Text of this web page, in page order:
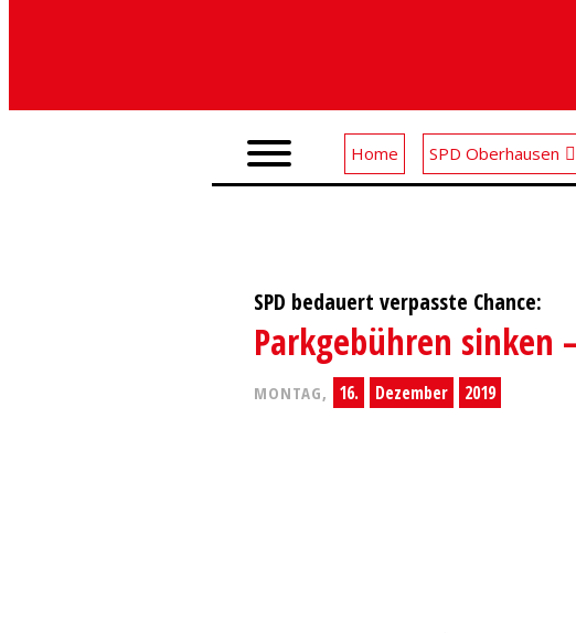
Home SPD Oberhausen
SPD bedauert verpasste Chance:
Parkgebühren sinken
MONTAG, 16. Dezember 2019